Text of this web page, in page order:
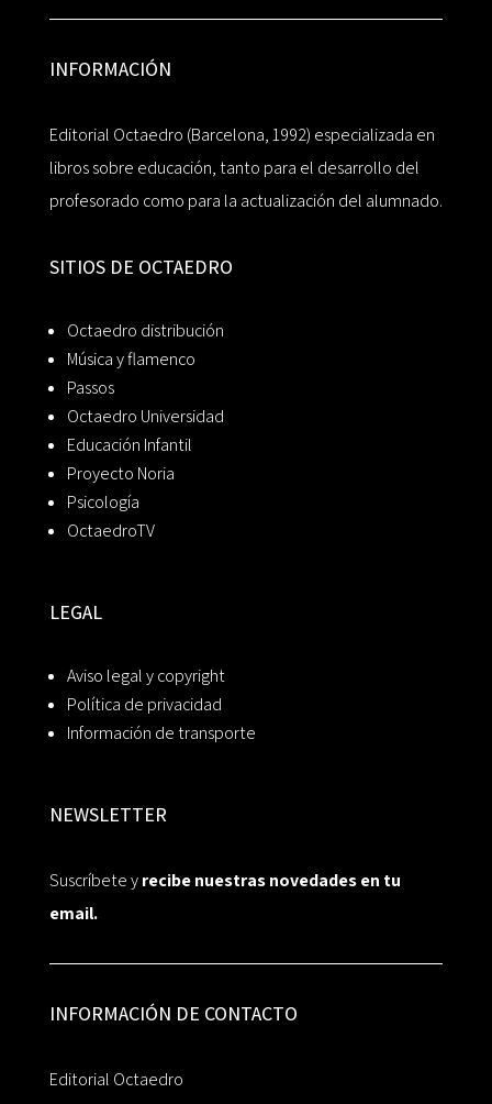
INFORMACIÓN
Editorial Octaedro (Barcelona, 1992) especializada en
libros sobre educación, tanto para el desarrollo del
profesorado como para la actualización del alumnado.
SITIOS DE OCTAEDRO
Octaedro distribución
Música y flamenco
Passos
Octaedro Universidad
Educación Infantil
Proyecto Noria
Psicología
OctaedroTV
LEGAL
Aviso legal y copyright
Política de privacidad
Información de transporte
NEWSLETTER
Suscríbete yrecibe nuestras novedades en tu
email.
INFORMACIÓN DE CONTACTO
Editorial Octaedro